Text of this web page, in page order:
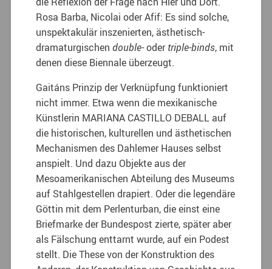
Rosa Barba, Nicolai oder Afif: Es sind solche,
unspektakulär inszenierten, ästhetisch-
dramaturgischendouble-odertriple-binds, mit
denen diese Biennale überzeugt.
Gaitáns Prinzip der Verknüpfung funktioniert
nicht immer. Etwa wenn die mexikanische
Künstlerin MARIANA CASTILLO DEBALL auf
die historischen, kulturellen und ästhetischen
Mechanismen des Dahlemer Hauses selbst
anspielt. Und dazu Objekte aus der
Mesoamerikanischen Abteilung des Museums
auf Stahlgestellen drapiert. Oder die legendäre
Göttin mit dem Perlenturban, die einst eine
Briefmarke der Bundespost zierte, später aber
als Fälschung enttarnt wurde, auf ein Podest
stellt. Die These von der Konstruktion des